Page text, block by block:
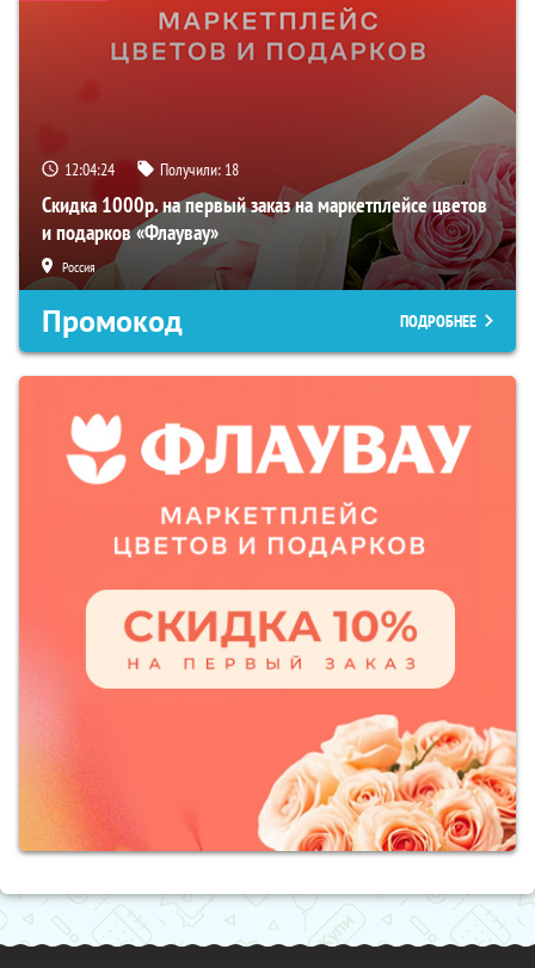
12:04:23 Получили: 18
Скидка 1000р. на первый заказ на маркетплейсе цветов
и подарков «Флаувау»
Россия
Промокод ПОДРОБНЕЕ